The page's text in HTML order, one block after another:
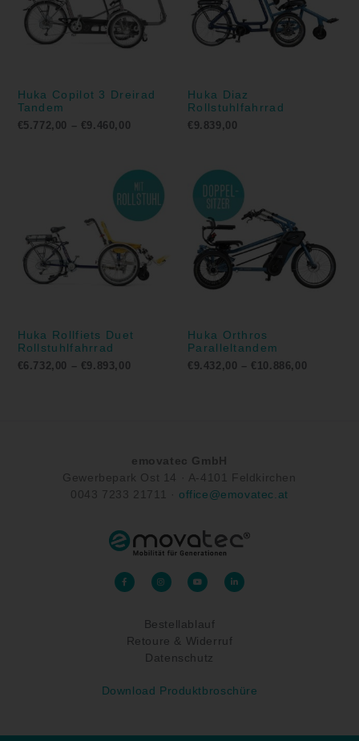
Huka Copilot 3 Dreirad
Tandem
€5.772,00 – €9.460,00
Huka Diaz
Rollstuhlfahrrad
€ 9.839,00
Huka Rollfiets Duet
Rollstuhlfahrrad
€6.732,00 – €9.893,00
Preisspanne:
€6.732,00
bis
€9.893,00
Huka Orthros
Paralleltandem
€ 9.432,00 – € 10.886,00
emovatec GmbH
Gewerbepark Ost 14 · A-4101 Feldkirchen
0043 7233 21711 · office@emovatec.at
F
a
c
I
n
s
r
a
m
Y
o
u
e
L
i
n
Bestellablauf
Retoure & Widerruf
Datenschutz
Download Produktbroschüre